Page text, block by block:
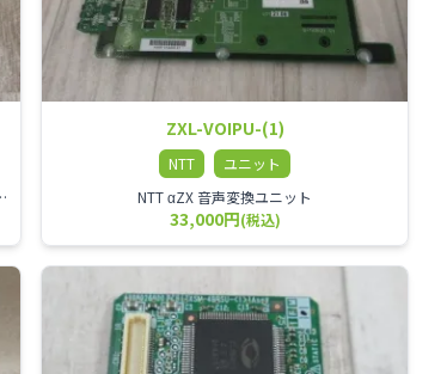
内線ボード－「1」
ZXL-VOIPU-(1)
NTT
ユニット
NTT αZX 音声変換ユニット
33,000円(税込)